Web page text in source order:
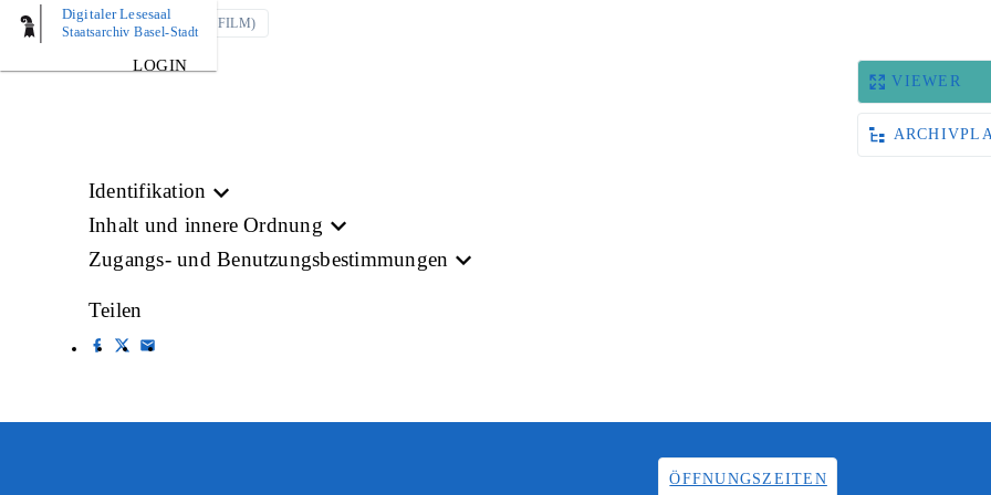
Digitaler Lesesaal
Staatsarchiv Basel-Stadt
LOGIN
BEWEGTBILD (FILM)
VIEWER
Identifikation
Inhalt und innere Ordnung
Zugangs- und Benutzungsbestimmungen
Teilen
ÖFFNUNGSZEITEN